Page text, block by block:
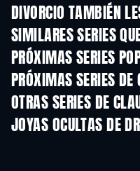
DIVORCIO TAMBIÉN
TV
SIMILARES SERIES
TV
PRÓXIMAS SERIES
TV
PRÓXIMAS SERIES
Temporada 6
OTRAS SERIES DE
JOYAS OCULTAS DE